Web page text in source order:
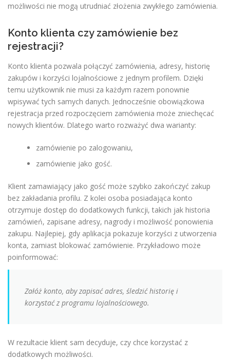
możliwości nie mogą utrudniać złożenia zwykłego zamówienia.
Konto klienta czy zamówienie bez
rejestracji?
Konto klienta pozwala połączyć zamówienia, adresy, historię
zakupów i korzyści lojalnościowe z jednym profilem. Dzięki
temu użytkownik nie musi za każdym razem ponownie
wpisywać tych samych danych. Jednocześnie obowiązkowa
rejestracja przed rozpoczęciem zamówienia może zniechęcać
nowych klientów. Dlatego warto rozważyć dwa warianty:
zamówienie po zalogowaniu,
zamówienie jako gość.
Klient zamawiający jako gość może szybko zakończyć zakup
bez zakładania profilu. Z kolei osoba posiadająca konto
otrzymuje dostęp do dodatkowych funkcji, takich jak historia
zamówień, zapisane adresy, nagrody i możliwość ponowienia
zakupu. Najlepiej, gdy aplikacja pokazuje korzyści z utworzenia
konta, zamiast blokować zamówienie. Przykładowo może
poinformować:
Załóż konto, aby zapisać adres, śledzić historię i
korzystać z programu lojalnościowego.
W rezultacie klient sam decyduje, czy chce korzystać z
dodatkowych możliwości.